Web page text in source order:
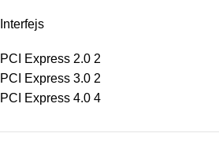
Interfejs
PCI Express 2.0 2
PCI Express 3.0 2
PCI Express 4.0 4